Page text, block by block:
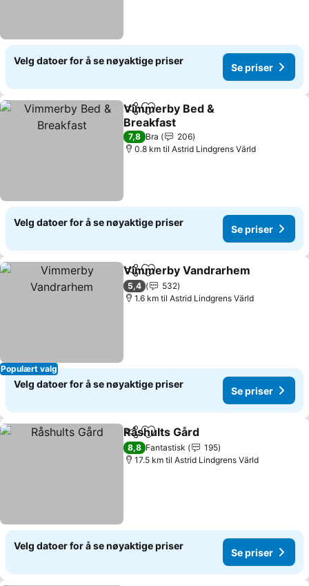
Velg datoer for å se nøyaktige priser
Se priser
Del Legg til i favoritter
Vimmerby Bed &
Breakfast
7,8 Bra
206
0.8 km til Astrid Lindgrens Värld
Velg datoer for å se nøyaktige priser
Se priser
Populært valg
Del Legg til i favoritter
Vimmerby Vandrarhem
5,4
532
1.6 km til Astrid Lindgrens Värld
Velg datoer for å se nøyaktige priser
Se priser
Del Legg til i favoritter
Råshults Gård
8,8 Fantastisk
195
17.5 km til Astrid Lindgrens Värld
Velg datoer for å se nøyaktige priser
Se priser